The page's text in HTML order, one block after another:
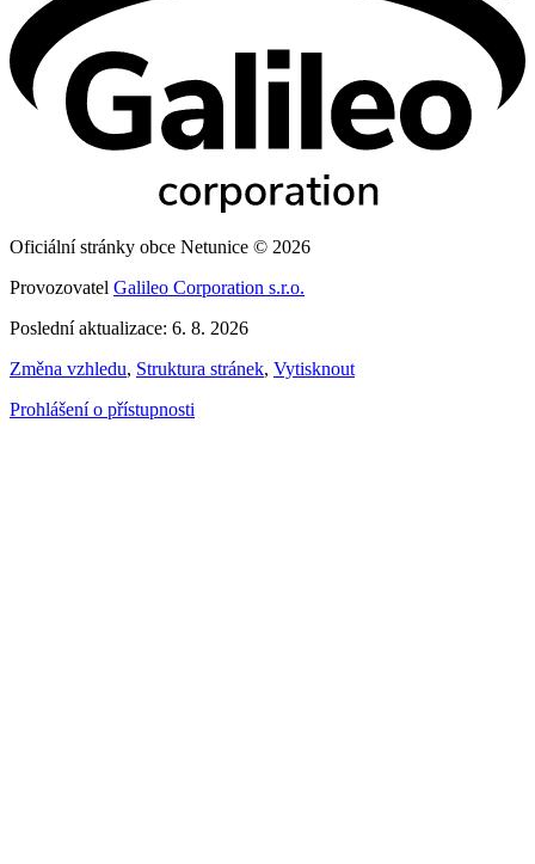
Oficiální stránky obce Netunice © 2026
Provozovatel Galileo Corporation s.r.o.
Poslední aktualizace: 6. 8. 2026
Změna vzhledu, Struktura stránek, Vytisknout
Prohlášení o přístupnosti